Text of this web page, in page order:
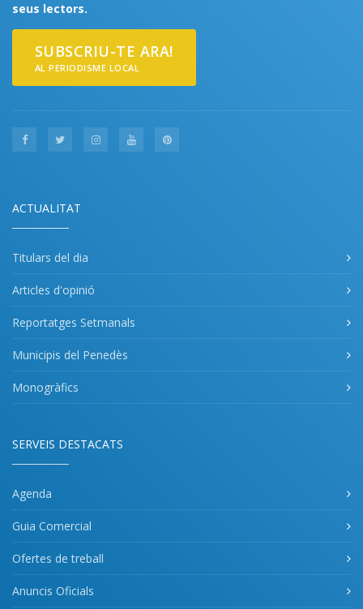
seus lectors.
SUBSCRIU-TE ARA!
AL PERIODISME LOCAL
ACTUALITAT
Titulars del dia
Articles d'opinió
Reportatges Setmanals
Municipis del Penedès
Monogràfics
SERVEIS DESTACATS
Agenda
Guia Comercial
Ofertes de treball
Anuncis Oficials